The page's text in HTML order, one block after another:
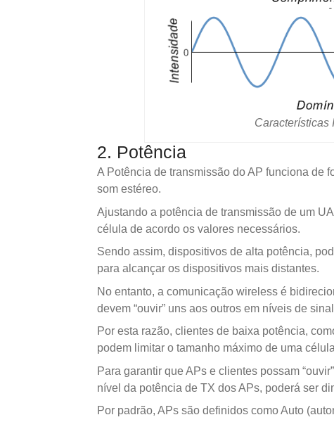
Características
2. Potência
A Potência de transmissão do AP funciona de
som estéreo.
Ajustando a potência de transmissão de um
célula de acordo os valores necessários.
Sendo assim, dispositivos de alta potência,
para alcançar os dispositivos mais distantes.
No entanto, a comunicação wireless é
devem “ouvir” uns aos outros em níveis de
Por esta razão, clientes de baixa potência,
podem limitar o tamanho máximo de uma
Para garantir que APs e clientes possam
nível da potência de TX dos APs, poderá ser
Por padrão, APs são definidos como Auto